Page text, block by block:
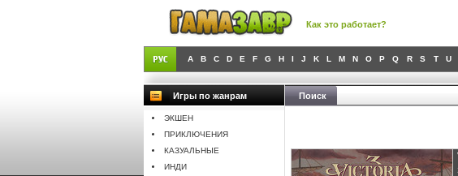
Как это работает?
A B C D E F G H I J K L M N O P Q R S T U
Игры по жанрам
ЭКШЕН
ПРИКЛЮЧЕНИЯ
КАЗУАЛЬНЫЕ
ИНДИ
Поиск